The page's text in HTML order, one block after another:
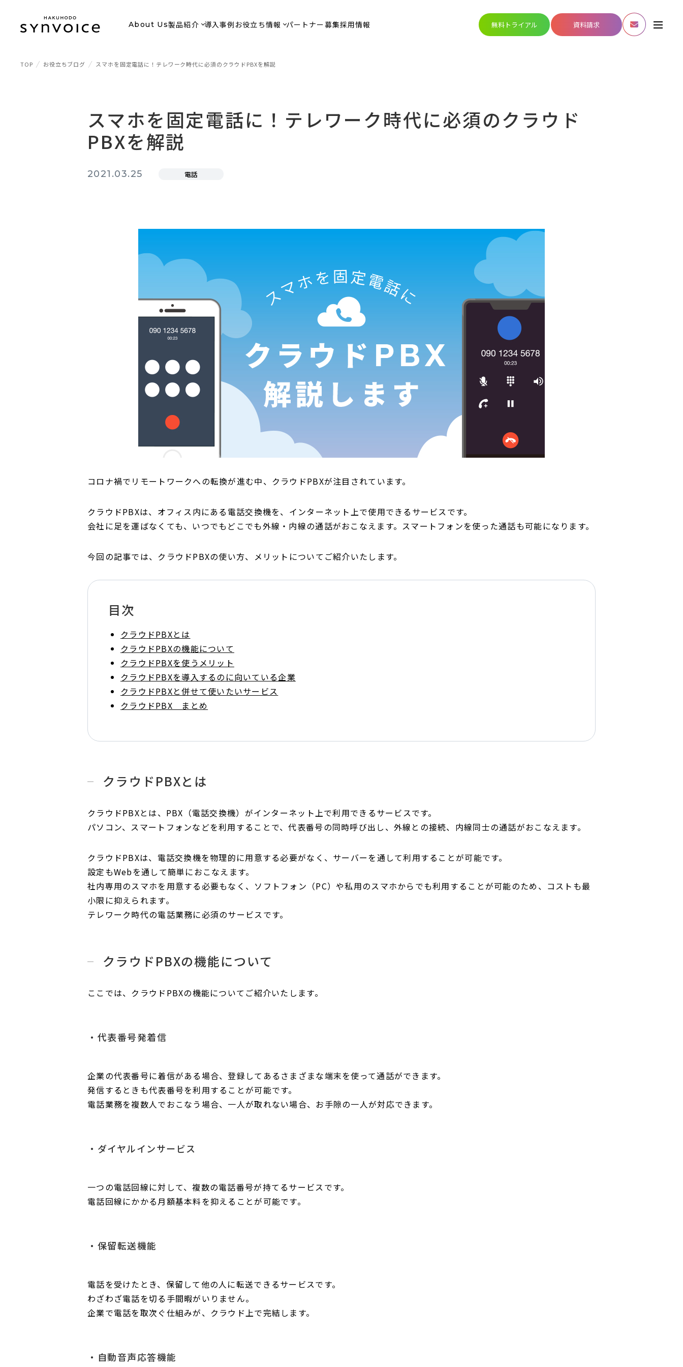
About Us製品紹介 導入事例 お役立ち情報 パートナー募集採用情報 無料トライアル 資料請求
TOP お役立ちブログ スマホを固定電話に！テレワーク時代に必須のクラウドPBXを解説
スマホを固定電話に！テレワーク時代に必須のクラウド
PBXを解説
2021.03.25 電話
コロナ禍でリモートワークへの転換が進む中、クラウドPBXが注目されています。
クラウドPBXは、オフィス内にある電話交換機を、インターネット上で使用できるサービスです。
会社に足を運ばなくても、いつでもどこでも外線・内線の通話がおこなえます。スマートフォンを使った通話も可能になります。
今回の記事では、クラウドPBXの使い方、メリットについてご紹介いたします。
目次
クラウドPBXとは
クラウドPBXの機能について
クラウドPBXを使うメリット
クラウドPBXを導入するのに向いている企業
クラウドPBXと併せて使いたいサービス
クラウドPBX まとめ
クラウドPBXとは
クラウドPBXとは、PBX（電話交換機）がインターネット上で利用できるサービスです。
パソコン、スマートフォンなどを利用することで、代表番号の同時呼び出し、外線との接続、内線同士の通話がおこなえます。
クラウドPBXは、電話交換機を物理的に用意する必要がなく、サーバーを通して利用することが可能です。
設定もWebを通して簡単におこなえます。
社内専用のスマホを用意する必要もなく、ソフトフォン（PC）や私用のスマホからでも利用することが可能のため、コストも最
小限に抑えられます。
テレワーク時代の電話業務に必須のサービスです。
クラウドPBXの機能について
ここでは、クラウドPBXの機能についてご紹介いたします。
代表番号発着信
企業の代表番号に着信がある場合、登録してあるさまざまな端末を使って通話ができます。
発信するときも代表番号を利用することが可能です。
電話業務を複数人でおこなう場合、一人が取れない場合、お手隙の一人が対応できます。
ダイヤルインサービス
一つの電話回線に対して、複数の電話番号が持てるサービスです。
電話回線にかかる月額基本料を抑えることが可能です。
保留転送機能
電話を受けたとき、保留して他の人に転送できるサービスです。
わざわざ電話を切る手間暇がいりません。
企業で電話を取次ぐ仕組みが、クラウド上で完結します。
自動音声応答機能